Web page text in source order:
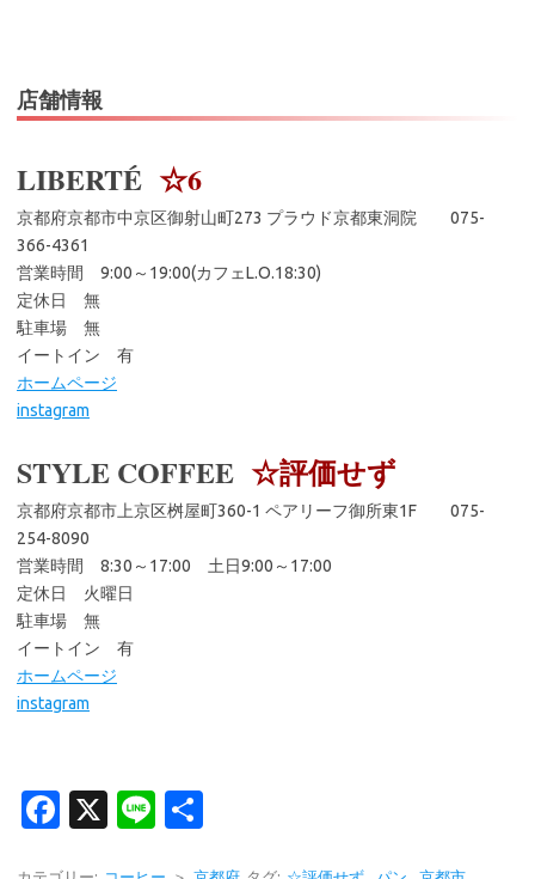
店舗情報
LIBERTÉ ☆6
京都府京都市中京区御射山町273 プラウド京都東洞院 075-
366-4361
営業時間 9:00～19:00(カフェL.O.18:30)
定休日 無
駐車場 無
イートイン 有
ホームページ
instagram
STYLE COFFEE ☆評価せず
京都府京都市上京区桝屋町360-1 ペアリーフ御所東1F 075-
254-8090
営業時間 8:30～17:00 土日9:00～17:00
定休日 火曜日
駐車場 無
イートイン 有
ホームページ
instagram
Fa X
Li